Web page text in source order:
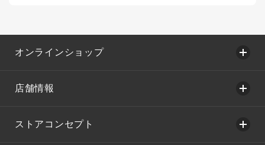
オンラインショップ
店舗情報
ストアコンセプト